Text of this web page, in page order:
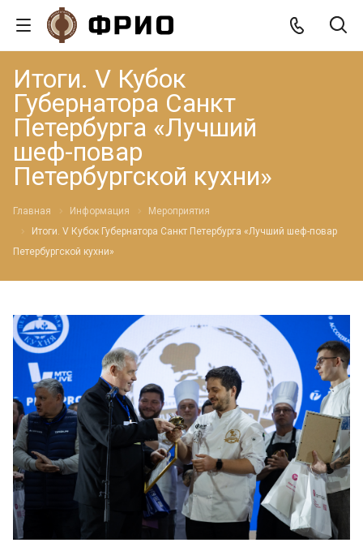
Итоги. V Кубок
Губернатора Санкт
Петербурга «Лучший
шеф-повар
Петербургской кухни»
Главная Информация
Мероприятия
Итоги. V Кубок Губернатора Санкт Петербурга «Лучший шеф-повар
Петербургской кухни»